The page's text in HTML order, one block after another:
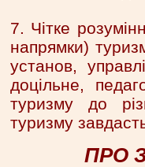
7. Чітке
напрямки)
установ,
доцільне,
туризму до
туризму
ПРО